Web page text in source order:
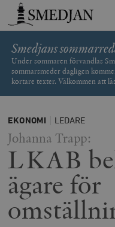
Timbro
Smedjans
Under sommaren förvandlas
sommarsmeder dagligen
kortare texter. Välkommen att
EKONOMI LEDARE
Johanna Trapp:
LKAB
ägare för